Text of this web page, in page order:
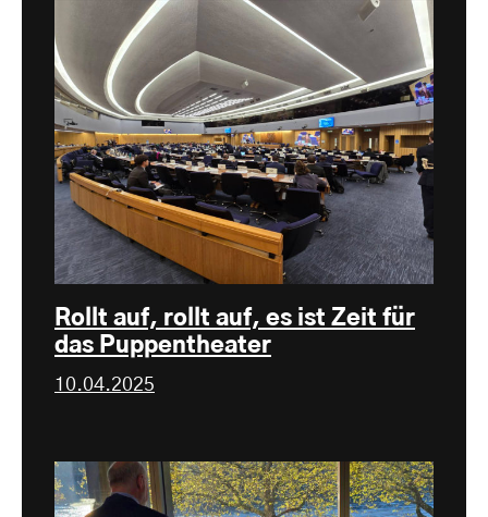
Rollt auf, rollt auf, es ist Zeit für
das Puppentheater
10.04.2025